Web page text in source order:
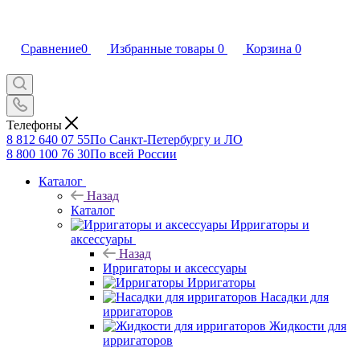
Сравнение0 Избранные товары 0 Корзина 0
Телефоны
8 812 640 07 55По Санкт-Петербургу и ЛО
8 800 100 76 30По всей России
Каталог
Назад
Каталог
Ирригаторы и
аксессуары
Назад
Ирригаторы и аксессуары
Ирригаторы
Насадки для
ирригаторов
Жидкости для
ирригаторов